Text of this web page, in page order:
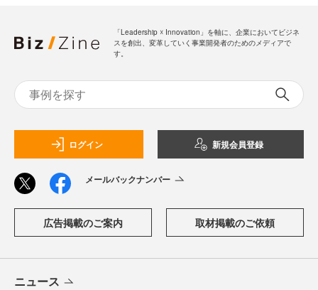
「Leadership ☓ Innovation」を軸に、企業においてビジネ
スを創出、変革していく事業開発者のためのメディアで
す。
ログイン 新規会員登録
メールバックナンバー
広告掲載のご案内 取材掲載のご依頼
ニュース